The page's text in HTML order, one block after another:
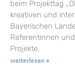
beim Projekttag
kreativen und
Bayerischen
Referentinnen
Projekte.
weiterlesen »